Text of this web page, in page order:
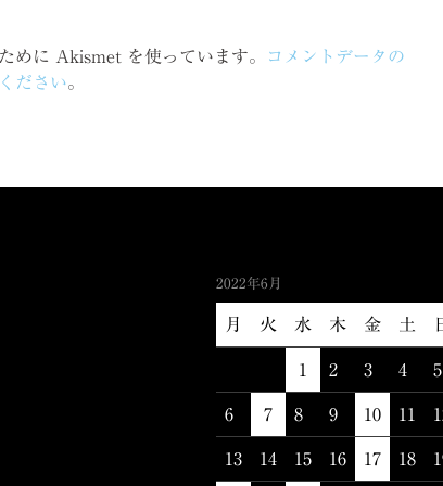
めに Akismet を使っています。
コメントデータの
ださい。
2022年6月
月 火 水 木 金 土
1 2 3 4 5
6 7 8 9 10 11
13 14 15 16 17 18